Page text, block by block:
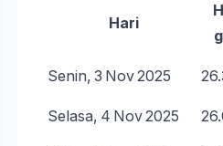
Hari
Senin, 3 Nov 2025
Selasa, 4 Nov 2025